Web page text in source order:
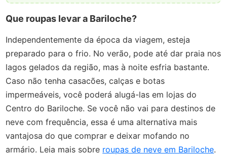
Que roupas levar a Bariloche?
Independentemente da época da viagem, esteja
preparado para o frio. No verão, pode até dar praia nos
lagos gelados da região, mas à noite esfria bastante.
Caso não tenha casacões, calças e botas
impermeáveis, você poderá alugá-las em lojas do
Centro do Bariloche. Se você não vai para destinos de
neve com frequência, essa é uma alternativa mais
vantajosa do que comprar e deixar mofando no
armário. Leia mais sobre roupas de neve em Bariloche.